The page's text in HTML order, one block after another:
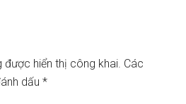
được hiển thị công khai. Các
dấu*